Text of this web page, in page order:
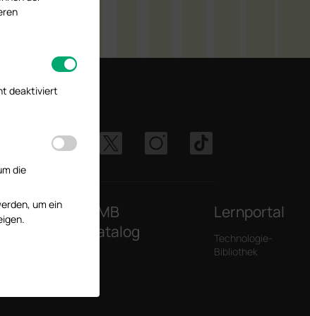
25. und 26.
SMB
Katalog
Lernportal
Technologie-
Bibliothek
deaktiviert
die
um ein